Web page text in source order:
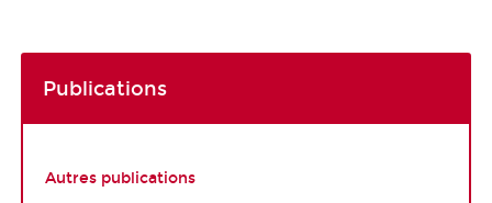
Publications
Autres publications